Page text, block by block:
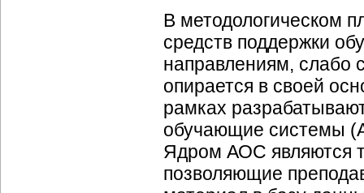
В методологическом
средств поддержки
направлениям, слабо
опирается в своей
рамках
обучающие системы
Ядром АОС являются
позволяющие